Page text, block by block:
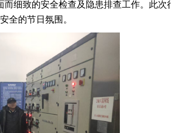
细致的安全检查及隐患排查工作。此次
全的节日氛围。